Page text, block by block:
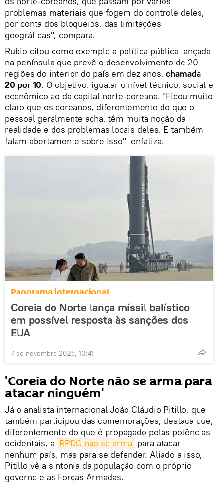
problemas materiais que fogem do controle deles,
por conta dos bloqueios, das limitações
geográficas", compara.
Rubio citou como exemplo a política pública lançada
na península que prevê o desenvolvimento de 20
regiões do interior do país em dez anos, chamada
20 por 10. O objetivo: igualar o nível técnico, social e
econômico ao da capital norte-coreana. "Ficou muito
claro que os coreanos, diferentemente do que o
pessoal geralmente acha, têm muita noção da
realidade e dos problemas locais deles. E também
falam abertamente sobre isso", enfatiza.
Panorama internacional
Coreia do Norte lança míssil balístico
em possível resposta às sanções dos
EUA
7 de novembro 2025, 10:41
'Coreia do Norte não se arma para
atacar ninguém'
Já o analista internacional João Cláudio Pitillo, que
também participou das comemorações, destaca que,
diferentemente do que é propagado pelas potências
ocidentais, a RPDC não se arma para atacar
nenhum país, mas para se defender. Aliado a isso,
Pitillo vê a sintonia da população com o próprio
governo e as Forças Armadas.